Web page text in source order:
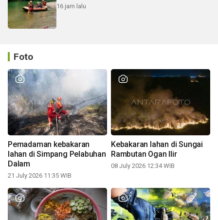
16 jam lalu
Foto
Pemadaman kebakaran
lahan di Simpang Pelabuhan
Dalam
21 July 2026 11:35 WIB
Kebakaran lahan di Sungai
Rambutan Ogan Ilir
08 July 2026 12:34 WIB